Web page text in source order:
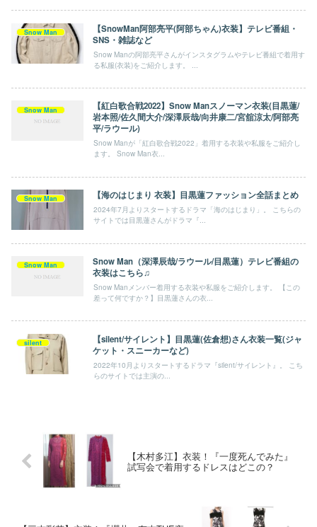
Snow Man
【SnowMan阿部亮平(阿部ちゃん)衣装】テレビ番組・
SNS・雑誌など
Snow Manの阿部亮平さんがインスタグラムやテレビ番組で着用す
る私服(衣装)をご紹介します。 ...
Snow Man
【紅白歌合戦2022】Snow Manスノーマン衣装(目黒蓮/
岩本照/佐久間大介/深澤辰哉/向井康二/宮舘涼太/阿部亮
平/ラウール)
Snow Manが「紅白歌合戦2022」着用する衣装や私服をご紹介し
ます。 Snow Man衣...
Snow Man 【海のはじまり 衣装】目黒蓮ファッション全話まとめ
2024年7月よりスタートするドラマ「海のはじまり」。 こちらの
サイトでは目黒蓮さんがドラマ『...
Snow Man
Snow Man（深澤辰哉/ラウール/目黒蓮）テレビ番組の
衣装はこちら♫
Snow Manメンバー着用する衣装や私服をご紹介します。 【この
差って何ですか？】目黒蓮さんの衣...
silent
【silent/サイレント】目黒蓮(佐倉想)さん衣装一覧(ジャ
ケット・スニーカーなど)
2022年10月よりスタートするドラマ『silent/サイレント』。 こち
らのサイトでは主演の...
【木村多江】衣装！『一度死んでみた』
試写会で着用するドレスはどこの？